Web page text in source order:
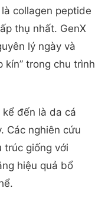
collagen peptide
thụ nhất. GenX
lý ngày và
kín” trong chu trình
đến là da cá
Các nghiên cứu
trúc giống với
hiệu quả bổ